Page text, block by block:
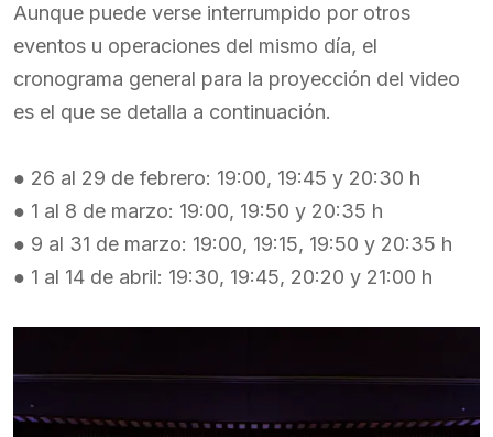
Aunque puede verse interrumpido por otros
eventos u operaciones del mismo día, el
cronograma general para la proyección del video
es el que se detalla a continuación.
● 26 al 29 de febrero: 19:00, 19:45 y 20:30 h
● 1 al 8 de marzo: 19:00, 19:50 y 20:35 h
● 9 al 31 de marzo: 19:00, 19:15, 19:50 y 20:35 h
● 1 al 14 de abril: 19:30, 19:45, 20:20 y 21:00 h